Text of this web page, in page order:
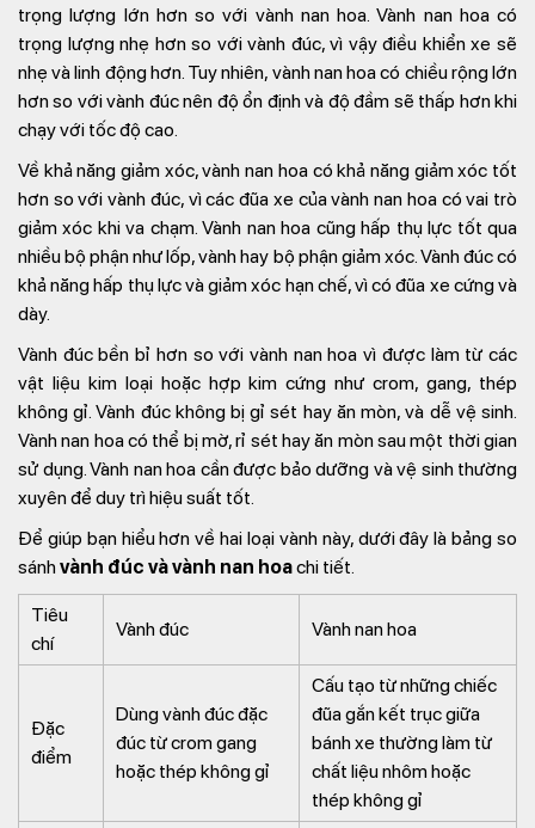
trọng lượng lớn hơn so với vành nan hoa. Vành nan hoa có
trọng lượng nhẹ hơn so với vành đúc, vì vậy điều khiển xe sẽ
nhẹ và linh động hơn. Tuy nhiên, vành nan hoa có chiều rộng lớn
hơn so với vành đúc nên độ ổn định và độ đầm sẽ thấp hơn khi
chạy với tốc độ cao.
Về khả năng giảm xóc, vành nan hoa có khả năng giảm xóc tốt
hơn so với vành đúc, vì các đũa xe của vành nan hoa có vai trò
giảm xóc khi va chạm. Vành nan hoa cũng hấp thụ lực tốt qua
nhiều bộ phận như lốp, vành hay bộ phận giảm xóc. Vành đúc có
khả năng hấp thụ lực và giảm xóc hạn chế, vì có đũa xe cứng và
dày.
Vành đúc bền bỉ hơn so với vành nan hoa vì được làm từ các
vật liệu kim loại hoặc hợp kim cứng như crom, gang, thép
không gỉ. Vành đúc không bị gỉ sét hay ăn mòn, và dễ vệ sinh.
Vành nan hoa có thể bị mờ, rỉ sét hay ăn mòn sau một thời gian
sử dụng. Vành nan hoa cần được bảo dưỡng và vệ sinh thường
xuyên để duy trì hiệu suất tốt.
Để giúp bạn hiểu hơn về hai loại vành này, dưới đây là bảng so
sánh vành đúc và vành nan hoachi tiết.
Tiêu
chí
Vành đúc Vành nan hoa
Đặc
điểm
Dùng vành đúc đặc
đúc từ crom gang
hoặc thép không gỉ
Cấu tạo từ những chiếc
đũa gắn kết trục giữa
bánh xe thường làm từ
chất liệu nhôm hoặc
thép không gỉ